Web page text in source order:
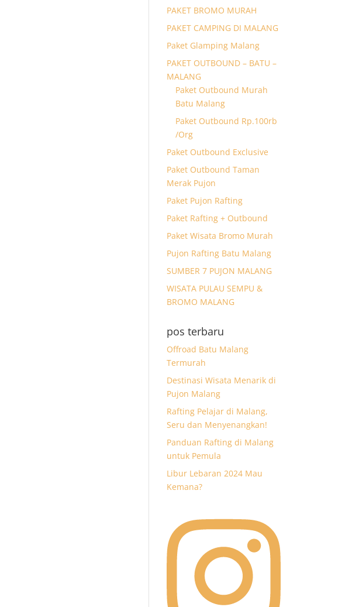
PAKET BROMO MURAH
PAKET CAMPING DI MALANG
Paket Glamping Malang
PAKET OUTBOUND – BATU –
MALANG
Paket Outbound Murah
Batu Malang
Paket Outbound Rp.100rb
/Org
Paket Outbound Exclusive
Paket Outbound Taman
Merak Pujon
Paket Pujon Rafting
Paket Rafting + Outbound
Paket Wisata Bromo Murah
Pujon Rafting Batu Malang
SUMBER 7 PUJON MALANG
WISATA PULAU SEMPU &
BROMO MALANG
pos terbaru
Offroad Batu Malang
Termurah
Destinasi Wisata Menarik di
Pujon Malang
Rafting Pelajar di Malang,
Seru dan Menyenangkan!
Panduan Rafting di Malang
untuk Pemula
Libur Lebaran 2024 Mau
Kemana?